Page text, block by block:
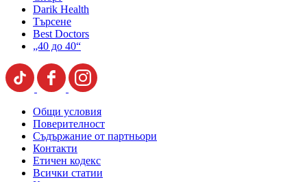
Darik Health
Търсене
Best Doctors
„40 до 40“
Общи условия
Поверителност
Съдържание от партньори
Контакти
Етичен кодекс
Всички статии